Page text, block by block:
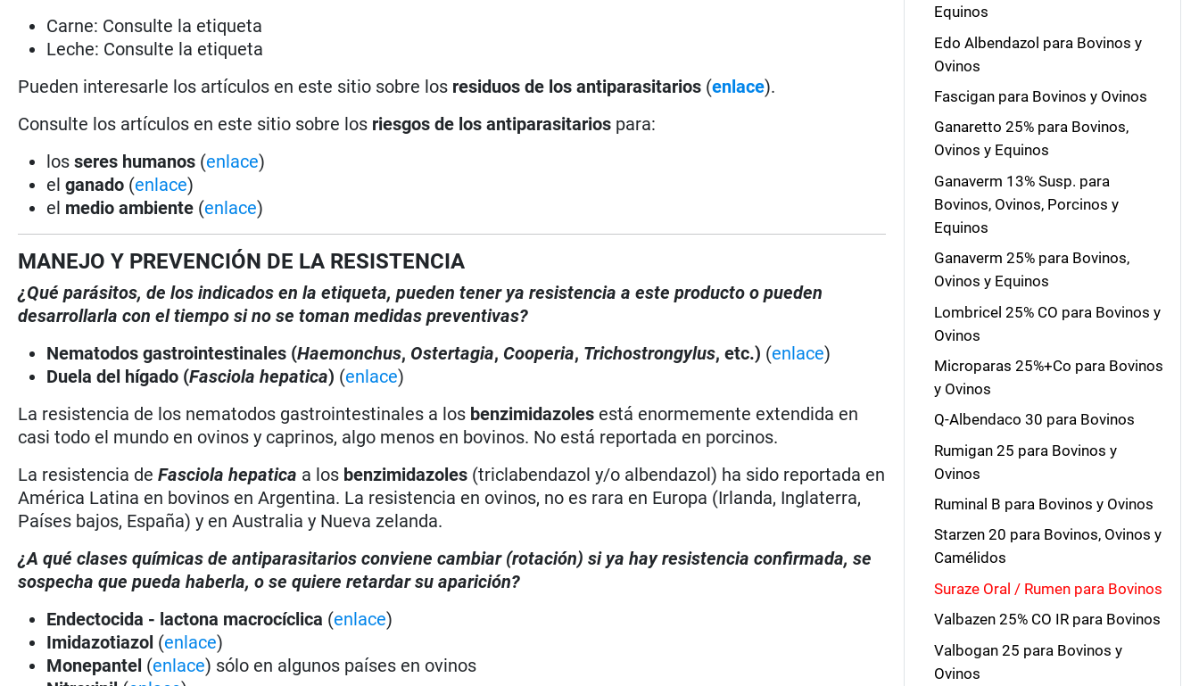
Carne: Consulte la etiqueta
Leche: Consulte la etiqueta
Pueden interesarle los artículos en este sitio sobre los residuos de los antiparasitarios (enlace).
Consulte los artículos en este sitio sobre los riesgos de los antiparasitarios para:
losseres humanos (enlace)
elganado (enlace)
el medio ambiente (enlace)
MANEJO Y PREVENCIÓN DE LA RESISTENCIA
¿Qué parásitos, de los indicados en la etiqueta, pueden tener ya resistencia a este producto o pueden
desarrollarla con el tiempo si no se toman medidas preventivas?
Nematodos gastrointestinales (Haemonchus, Ostertagia, Cooperia, Trichostrongylus, etc.) (enlace)
Duela del hígado (Fasciola hepatica) (enlace)
La resistencia de los nematodos gastrointestinales a los benzimidazoles está enormemente extendida en
casi todo el mundo en ovinos y caprinos, algo menos en bovinos. No está reportada en porcinos.
La resistencia deFasciola hepatica a los benzimidazoles (triclabendazol y/o albendazol) ha sido reportada en
América Latina en bovinos en Argentina. La resistencia en ovinos, no es rara en Europa (Irlanda, Inglaterra,
Países bajos, España) y en Australia y Nueva zelanda.
¿A qué clases químicas de antiparasitarios conviene cambiar (rotación) si ya hay resistencia confirmada, se
sospecha que pueda haberla, o se quiere retardar su aparición?
Endectocida - lactona macrocíclica (enlace)
Imidazotiazol (enlace)
Monepantel (enlace) sólo en algunos países en ovinos
Equinos
Edo Albendazol para Bovinos y
Ovinos
Fascigan para Bovinos y Ovinos
Ganaretto 25% para Bovinos,
Ovinos y Equinos
Ganaverm 13% Susp. para
Bovinos, Ovinos, Porcinos y
Equinos
Ganaverm 25% para Bovinos,
Ovinos y Equinos
Lombricel 25% CO para Bovinos y
Ovinos
Microparas 25%+Co para Bovinos
y Ovinos
Q-Albendaco 30 para Bovinos
Rumigan 25 para Bovinos y
Ovinos
Ruminal B para Bovinos y Ovinos
Starzen 20 para Bovinos, Ovinos y
Camélidos
Suraze Oral / Rumen para Bovinos
Valbazen 25% CO IR para Bovinos
Valbogan 25 para Bovinos y
Ovinos